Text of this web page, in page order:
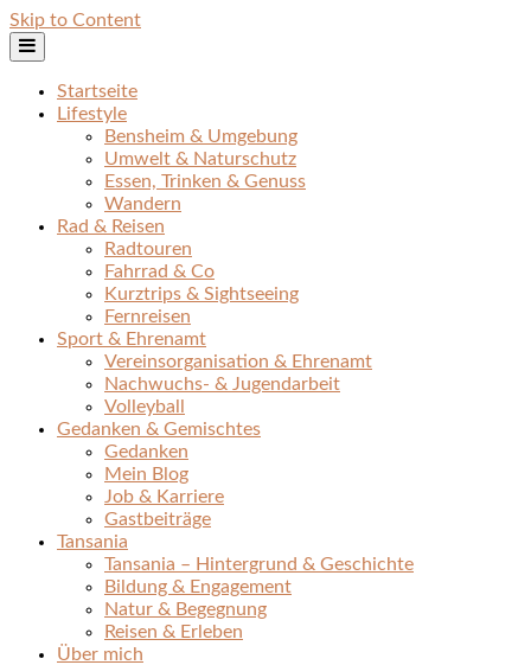
Skip to Content
Startseite
Lifestyle
Bensheim & Umgebung
Umwelt & Naturschutz
Essen, Trinken & Genuss
Wandern
Rad & Reisen
Radtouren
Fahrrad & Co
Kurztrips & Sightseeing
Fernreisen
Sport & Ehrenamt
Vereinsorganisation & Ehrenamt
Nachwuchs- & Jugendarbeit
Volleyball
Gedanken & Gemischtes
Gedanken
Mein Blog
Job & Karriere
Gastbeiträge
Tansania
Tansania – Hintergrund & Geschichte
Bildung & Engagement
Natur & Begegnung
Reisen & Erleben
Über mich